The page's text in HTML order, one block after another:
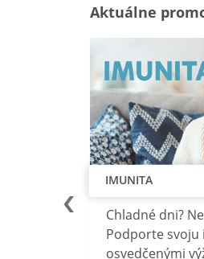
Aktuálne
IMUNITA
Chladné dni?
Podporte svoju
osvedčenými